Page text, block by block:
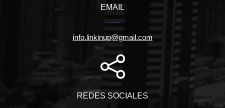
EMAIL
info.linkinup@gmail.com
REDES SOCIALES